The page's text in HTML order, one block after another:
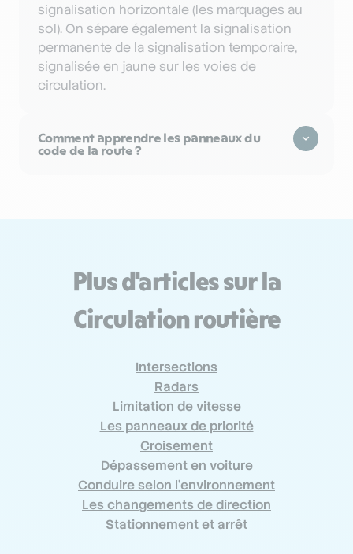
signalisation horizontale (les marquages au
sol). On sépare également la signalisation
permanente de la signalisation temporaire,
signalisée en jaune sur les voies de
circulation.
Comment apprendre les panneaux du
code de la route ?
Plus d'articles sur la
Circulation routière
Intersections
Radars
Limitation de vitesse
Les panneaux de priorité
Croisement
Dépassement en voiture
Conduire selon l’environnement
Les changements de direction
Stationnement et arrêt